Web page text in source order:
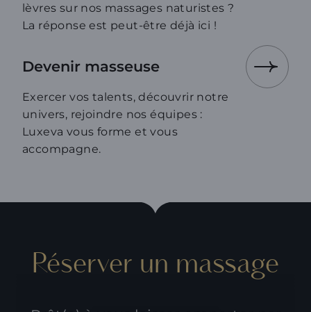
lèvres sur nos massages naturistes ?
La réponse est peut-être déjà ici !
Devenir masseuse
Exercer vos talents, découvrir notre
univers, rejoindre nos équipes :
Luxeva vous forme et vous
accompagne.
Réserver un massage